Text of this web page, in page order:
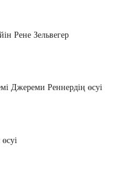
Рене Зельвегер
Джереми Реннердің өсуі